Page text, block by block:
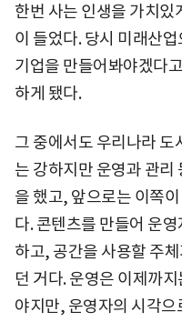
한번 사는 인생을 가치있
이 들었다. 당시 미래산
기업을 만들어봐야겠다
하게 됐다.
그 중에서도 우리나라
는 강하지만 운영과 관리
을 했고, 앞으로는 이쪽
다. 콘텐츠를 만들어 운
하고, 공간을 사용할 주
던 거다. 운영은 이제까
야지만, 운영자의 시각